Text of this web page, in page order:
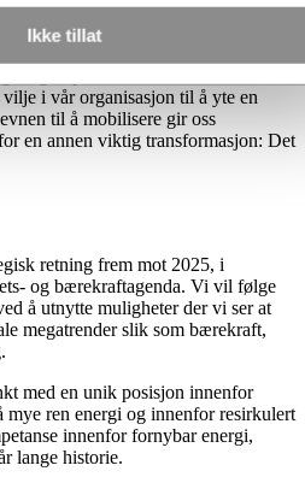
Ikke tillat
– til fordel for våre
imponere over hvordan
i vår organisasjon til å yte en
til å mobilisere gir oss
en annen viktig transformasjon: Det
retning frem mot 2025, i
og bærekraftagenda. Vi vil følge
å utnytte muligheter der vi ser at
megatrender slik som bærekraft,
med en unik posisjon innenfor
mye ren energi og innenfor resirkulert
innenfor fornybar energi,
lange historie.